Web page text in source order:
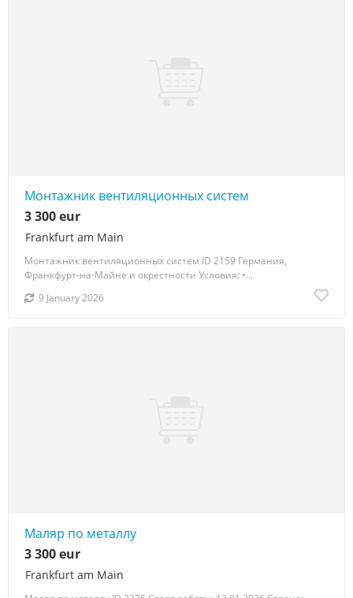
Монтажник вентиляционных систем
Frankfurt am Main
3 300 eur
Монтажник вентиляционных систем ID 2159 Германия,
Франкфурт-на-Майне и окрестности Условия: •...
9 January 2026
Маляр по металлу
Frankfurt am Main
3 300 eur